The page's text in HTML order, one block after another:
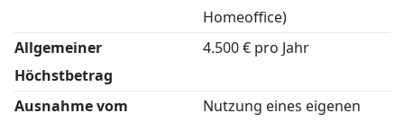
Homeoffice)
Allgemeiner
Höchstbetrag
4.500 € pro Jahr
Ausnahme vom
Nutzung eines eigenen